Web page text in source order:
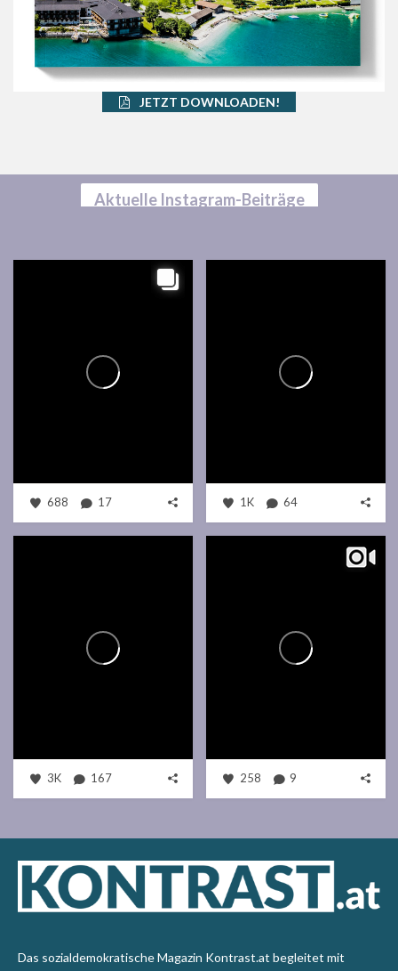
JETZT DOWNLOADEN!
Aktuelle Instagram-Beiträge
688 17 1K 64
3K 167 258 9
Das sozialdemokratische Magazin Kontrast.at begleitet mit